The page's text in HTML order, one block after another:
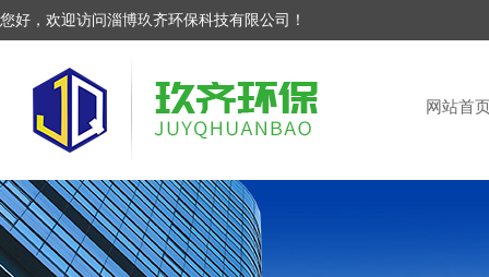
您好，欢迎访问淄博玖齐环保科技有限公司！
网站首